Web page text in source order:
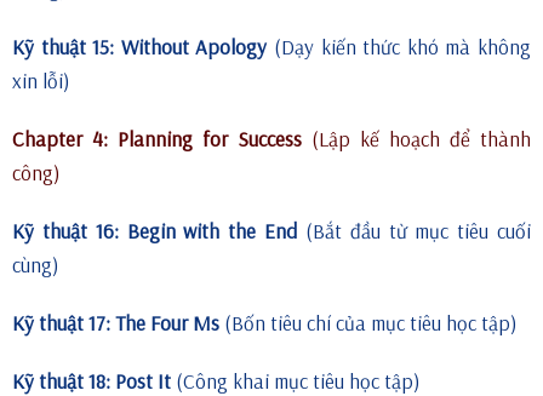
Kỹ thuật 15: Without Apology (Dạy kiến thức khó mà không
xin lỗi)
Chapter 4: Planning for Success (Lập kế hoạch để thành
công)
Kỹ thuật 16: Begin with the End (Bắt đầu từ mục tiêu cuối
cùng)
Kỹ thuật 17: The Four Ms (Bốn tiêu chí của mục tiêu học tập)
Kỹ thuật 18: Post It (Công khai mục tiêu học tập)